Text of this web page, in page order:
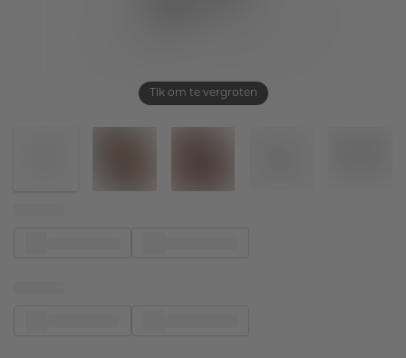
Tik om te vergroten